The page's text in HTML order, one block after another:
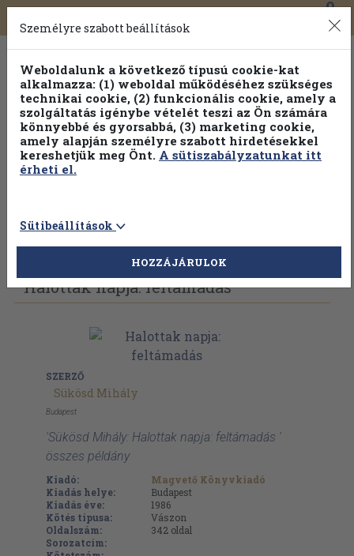
Toggle
navigation
0
Válogasson több mint 30 000 kötet közül
Hobbi témakörökben20% kedvezménnyel!
Vissza az előző oldalra Válasszon példányt
Halottak napja: feltámadás
SZERZŐ
Sükösd Mihály
Budapest
'Sükösd Mihály: Halottak napja: feltámadás '
összes példány
Kiadó:
Magvető Könyvkiadó
Kiadás helye:
Budapest
Kiadás éve:
1986
Kötés típusa:
Vászon
Oldalszám:
342 oldal
Sorozatcím:
Személyre szabott beállítások
Weboldalunk a következő típusú cookie-kat
alkalmazza: (1) weboldal működéséhez szükséges
technikai cookie, (2) funkcionális cookie, amely a
szolgáltatás igénybe vételét teszi az Ön számára
könnyebbé és gyorsabbá, (3) marketing cookie,
amely alapján személyre szabott hirdetésekkel
kereshetjük meg Önt. A sütiszabályzatunkat itt
érheti el.
Sütibeállítások
HOZZÁJÁRULOK